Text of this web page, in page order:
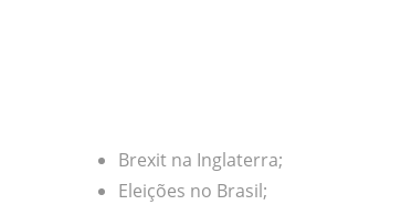
Brexit na Inglaterra;
Eleições no Brasil;